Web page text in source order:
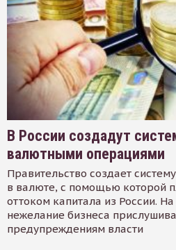
В России создадут
валютными операциями
Правительство создает
в валюте, с помощью которой
оттоком капитала из России.
нежелание бизнеса
предупреждениям власти